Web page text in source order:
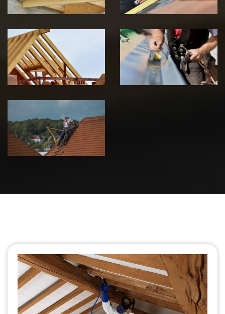
Traitement de
charpente 39
Jura
Travaux de
zinguerie 39
Jura
Urgence fuite
de toiture 39
Jura